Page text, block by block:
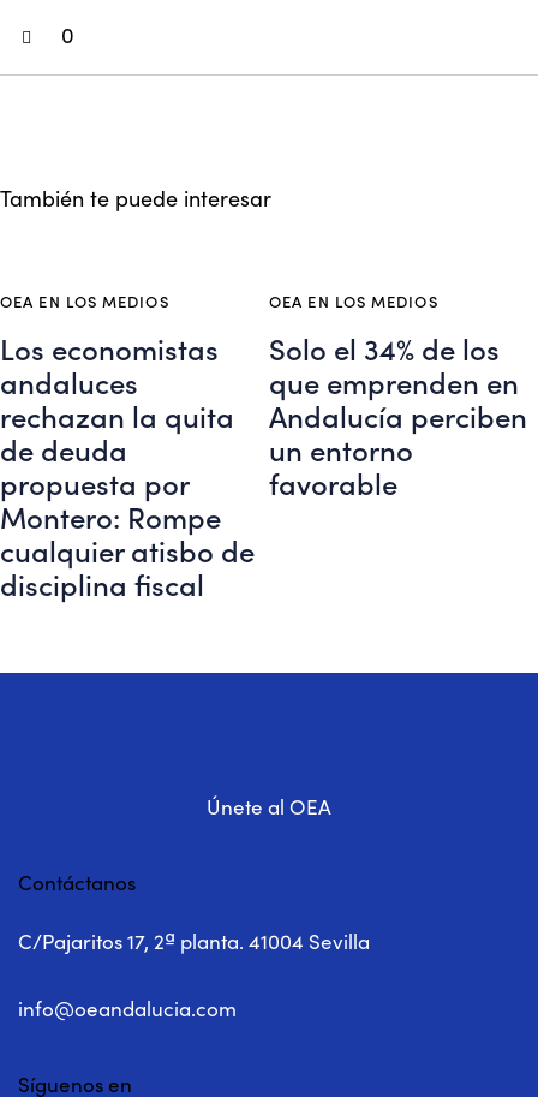
0
También te puede interesar
OEA EN LOS MEDIOS
Los economistas
andaluces
rechazan la quita
de deuda
propuesta por
Montero: Rompe
cualquier atisbo de
disciplina fiscal
OEA EN LOS MEDIOS
Solo el 34% de los
que emprenden en
Andalucía perciben
un entorno
favorable
Únete al OEA
Contáctanos
C/Pajaritos 17, 2ª planta. 41004 Sevilla
info@oeandalucia.com
Síguenos en